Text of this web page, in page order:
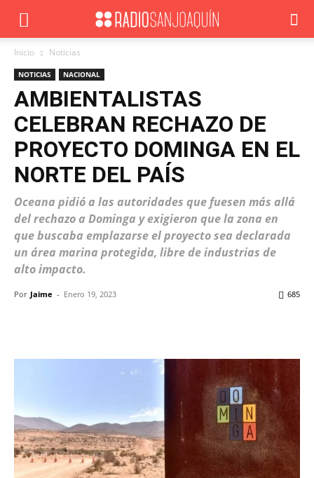
Inicio Noticias
NOTICIAS NACIONAL
AMBIENTALISTAS
CELEBRAN RECHAZO DE
PROYECTO DOMINGA EN EL
NORTE DEL PAÍS
Oceana pidió a las autoridades que fuesen más allá
del rechazo a Dominga y exigieron que la zona en
que buscaba emplazarse el proyecto sea declarada
un área marina protegida, libre de industrias de
alto impacto.
Por Jaime - Enero 19, 2023 685